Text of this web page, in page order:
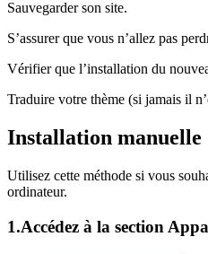
Sauvegarder son site.
S’assurer que vous n’allez pas
Vérifier que l’installation du
Traduire votre thème (si jamais il
Installation manuelle
Utilisez cette méthode si vous
ordinateur.
1.Accédez à la section